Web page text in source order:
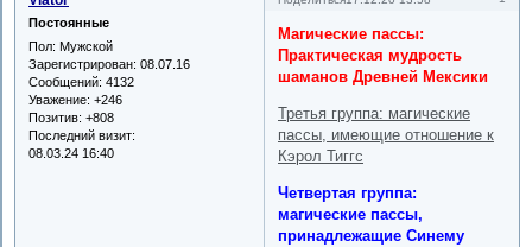
Постоянные
Пол: Мужской
Зарегистрирован: 08.07.16
Сообщений: 4132
Уважение: +246
Позитив: +808
Последний визит:
08.03.24 16:40
Магические пассы:
Практическая мудрость
шаманов Древней Мексики
Третья группа: магические
пассы, имеющие отношение к
Кэрол Тиггс
Четвертая группа:
магические пассы,
принадлежащие Синему